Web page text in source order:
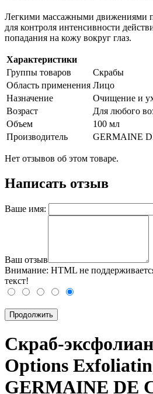
Легкими массажными движениями
для контроля интенсивности
попадания на кожу вокруг глаз.
Характеристики
Группы товаров
Скрабы
Область применения Лицо
Назначение
Очищение и
Возраст
Для любого
Объем
100 мл
Производитель
GERMAINE
Нет отзывов об этом товаре.
Написать отзыв
Ваше имя:
Ваш отзыв
Внимание: HTML не
текст!
Продолжить
Скраб-
Options
GERMAINE DE